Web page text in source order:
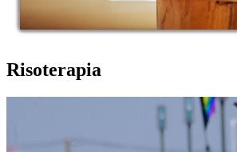
Risoterapia